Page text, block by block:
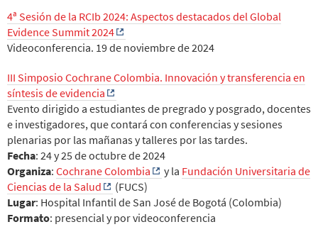
4ª Sesión de la RCIb 2024: Aspectos destacados del Global
Evidence Summit 2024
Videoconferencia. 19 de noviembre de 2024
III Simposio Cochrane Colombia. Innovación y transferencia en
síntesis de evidencia
Evento dirigido a estudiantes de pregrado y posgrado, docentes
e investigadores, que contará con conferencias y sesiones
plenarias por las mañanas y talleres por las tardes.
Fecha: 24 y 25 de octubre de 2024
Organiza: Cochrane Colombia y la Fundación Universitaria de
Ciencias de la Salud
(FUCS)
Lugar: Hospital Infantil de San José de Bogotá (Colombia)
Formato: presencial y por videoconferencia